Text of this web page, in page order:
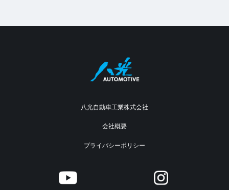
八光自動車工業株式会社
会社概要
プライバシーポリシー